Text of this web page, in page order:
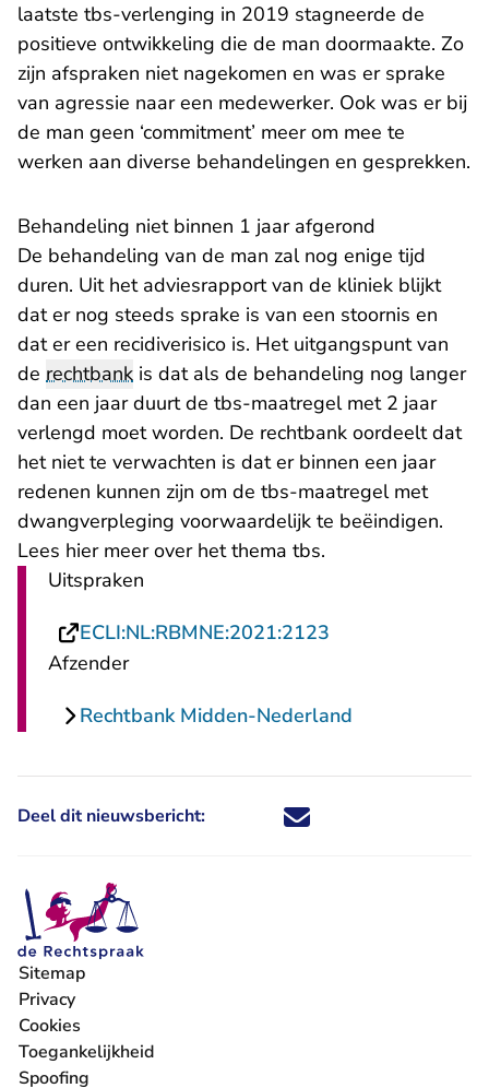
laatste tbs-verlenging in 2019 stagneerde de
positieve ontwikkeling die de man doormaakte. Zo
zijn afspraken niet nagekomen en was er sprake
van agressie naar een medewerker. Ook was er bij
de man geen ‘commitment’ meer om mee te
werken aan diverse behandelingen en gesprekken.
Behandeling niet binnen 1 jaar afgerond
De behandeling van de man zal nog enige tijd
duren. Uit het adviesrapport van de kliniek blijkt
dat er nog steeds sprake is van een stoornis en
dat er een recidiverisico is. Het uitgangspunt van
de rechtbank is dat als de behandeling nog langer
dan een jaar duurt de tbs-maatregel met 2 jaar
verlengd moet worden. De rechtbank oordeelt dat
het niet te verwachten is dat er binnen een jaar
redenen kunnen zijn om de tbs-maatregel met
dwangverpleging voorwaardelijk te beëindigen.
Lees hier meer over hetthema tbs.
Uitspraken
ECLI:NL:RBMNE:2021:2123
Afzender
Rechtbank Midden-Nederland
Deel dit nieuwsbericht: Deel dit nieuwsbericht via X -
Deel dit nieuwsbericht via
Deel dit nieuwsbericht
Deel dit
Sitemap
Privacy
Cookies
Toegankelijkheid
Spoofing